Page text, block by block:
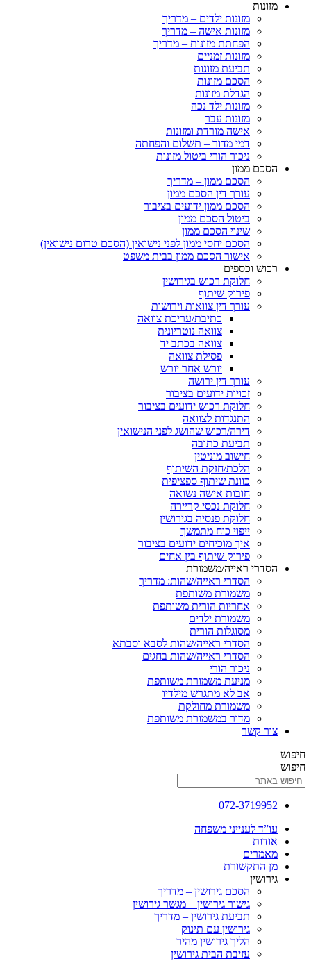
מזונות ילדים – מדריך
מזונות אישה – מדריך
הפחתת מזונות – מדריך
מזונות זמניים
תביעת מזונות
הסכם מזונות
הגדלת מזונות
מזונות ילד נכה
מזונות עבר
אישה מורדת ומזונות
דמי מדור – תשלום והפחתה
ניכור הורי ביטול מזונות
ממון
הסכם ממון – מדריך
עורך דין הסכם ממון
הסכם ממון ידועים בציבור
ביטול הסכם ממון
שינוי הסכם ממון
הסכם יחסי ממון לפני נישואין (הסכם טרום נישואין)
אישור הסכם ממון בבית משפט
וכספים
חלוקת רכוש בגירושין
פירוק שיתוף
עורך דין צוואות וירושות
כתיבת/עריכת צוואה
צוואה נוטריונית
צוואה בכתב יד
פסילת צוואה
יורש אחר יורש
עורך דין ירושה
זכויות ידועים בציבור
חלוקת רכוש ידועים בציבור
התנגדות לצוואה
דירה/רכוש שהושג לפני הנישואין
תביעת כתובה
חישוב מוניטין
הלכת/חזקת השיתוף
כוונת שיתוף ספציפית
חובות אישה נשואה
חלוקת נכסי קריירה
חלוקת פנסיה בגירושין
ייפוי כוח מתמשך
איך מוכיחים ידועים בציבור
פירוק שיתוף בין אחים
ראייה/משמורת
הסדרי ראייה/שהות: מדריך
משמורת משותפת
אחריות הורית משותפת
משמורת ילדים
מסוגלות הורית
הסדרי ראייה/שהות לסבא וסבתא
הסדרי ראייה/שהות בחגים
ניכור הורי
מניעת משמורת משותפת
אב לא מתגרש מילדיו
משמורת מחולקת
מדור במשמורת משותפת
072-
לענייני משפחה
הסכם גירושין – מדריך
גישור גירושין – מגשר גירושין
תביעת גירושין – מדריך
גירושין עם תינוק
הליך גירושין מהיר
עזיבת הבית גירושין